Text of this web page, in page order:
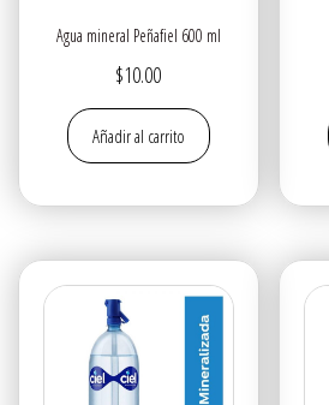
Agua mineral Peñafiel 600 ml
$10.00
Añadir al carrito